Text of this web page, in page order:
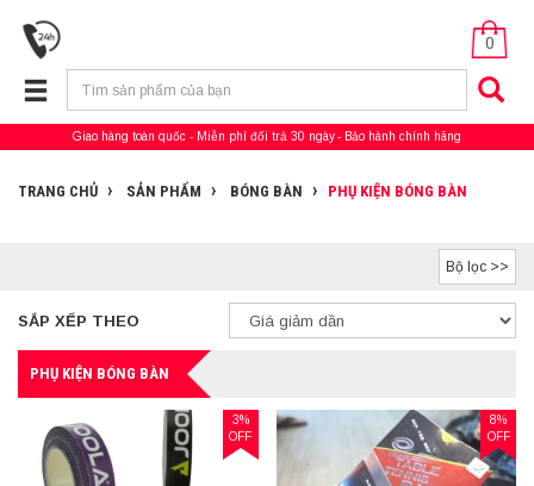
0
Giao hàng toàn quốc Miễn phí đổi trả 30 ngày Bảo hành chính hãng
TRANG CHỦ SẢN PHẨM BÓNG BÀN PHỤ KIỆN BÓNG BÀN
Bộ lọc >>
SẮP XẾP THEO
PHỤ KIỆN BÓNG BÀN
3%
OFF
8%
OFF